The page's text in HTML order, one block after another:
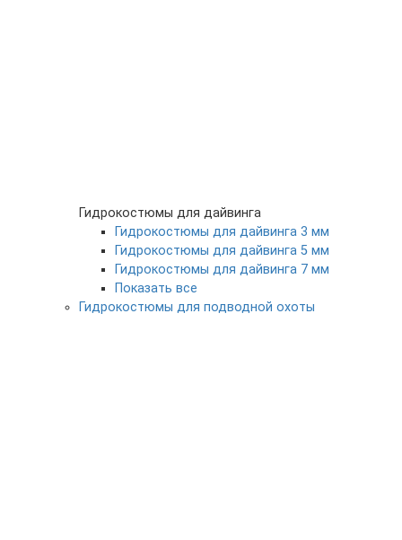
Гидрокостюмы для дайвинга
Гидрокостюмы для дайвинга 3 мм
Гидрокостюмы для дайвинга 5 мм
Гидрокостюмы для дайвинга 7 мм
Показать все
Гидрокостюмы для подводной охоты